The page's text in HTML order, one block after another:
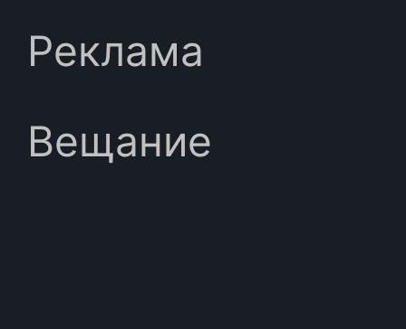
Реклама
Вещание